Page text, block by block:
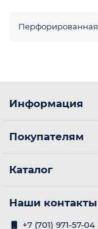
Информация
Покупателям
Каталог
Наши контакты
+7 (701) 971-57-04